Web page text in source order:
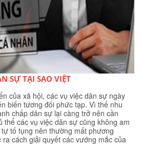
SỰ TẠI SAO VIỆT
của xã hội, các vụ việc dân sự ngày
biến tương đối phức tạp. Vì thế nhu
chấp dân sự lại càng trở nên cần
thể các vụ việc dân sự cũng không am
tố tụng nên thường mất phương
cách giải quyết các vướng mắc của